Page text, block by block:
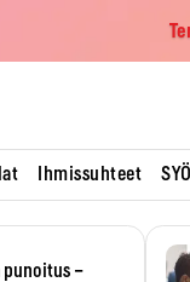
Ihmissuhteet
punoitus –